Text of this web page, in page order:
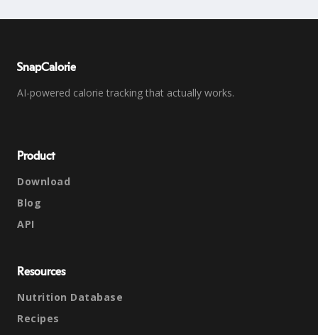
SnapCalorie
AI-powered calorie tracking that actually works.
Product
Download
Blog
API
Resources
Nutrition Database
Recipes